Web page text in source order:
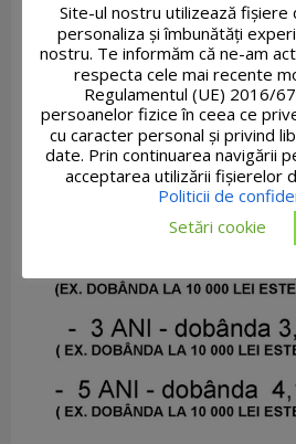
Site-ul nostru utilizează fişiere
personaliza și îmbunătăți
nostru. Te informăm că ne-am
respecta cele mai recente
Regulamentul (UE) 2016/
persoanelor fizice în ceea ce
cu caracter personal și privind
date. Prin continuarea navigării
acceptarea utilizării fişierelor
Politicii de
Setări cookie